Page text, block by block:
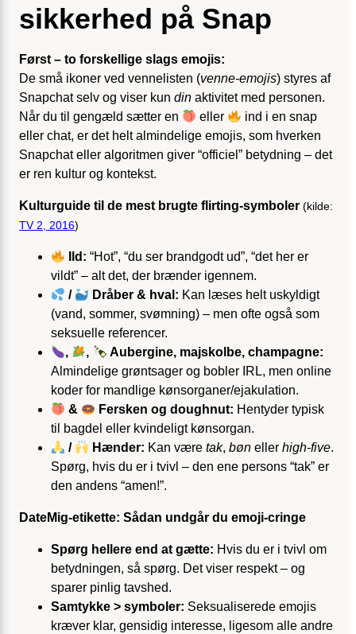
sikkerhed på Snap
Først – to forskellige slags emojis:
De små ikoner ved vennelisten (venne-emojis) styres af
Snapchat selv og viser kun din aktivitet med personen.
Når du til gengæld sætter en
eller
ind i en snap
eller chat, er det helt almindelige emojis, som hverken
Snapchat eller algoritmen giver “officiel” betydning – det
er ren kultur og kontekst.
Kulturguide til de mest brugte flirting-symboler (kilde:
TV 2, 2016)
Ild: “Hot”, “du ser brandgodt ud”, “det her er
vildt” – alt det, der brænder igennem.
/
Dråber & hval: Kan læses helt uskyldigt
(vand, sommer, svømning) – men ofte også som
seksuelle referencer.
,
,
Aubergine, majskolbe, champagne:
Almindelige grøntsager og bobler IRL, men online
koder for mandlige kønsorganer/ejakulation.
&
Fersken og doughnut: Hentyder typisk
til bagdel eller kvindeligt kønsorgan.
/
Hænder: Kan væretak,bøn ellerhigh-five.
Spørg, hvis du er i tvivl – den ene persons “tak” er
den andens “amen!”.
DateMig-etikette: Sådan undgår du emoji-cringe
Spørg hellere end at gætte: Hvis du er i tvivl om
betydningen, så spørg. Det viser respekt – og
sparer pinlig tavshed.
Samtykke > symboler: Seksualiserede emojis
kræver klar, gensidig interesse, ligesom alle andre